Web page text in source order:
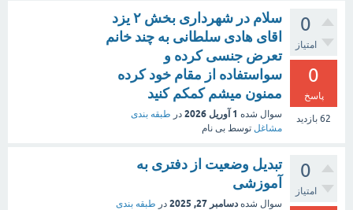
0
امتیاز
0
پاسخ
62 بازدید
سلام در شهرداری بخش ۲ یزد
اقای هادی سلطانی به چند خانم
تعرض جنسی کرده و
سواستفاده از مقام خود کرده
ممنون میشم کمکم کنید
سوال شده 1 آوریل 2026 در طبقه بندی
مشاغل توسط بی نام
0
امتیاز
تبدیل وضعیت از دفتری به
آموزشی
سوال شده دسامبر 27, 2025 در طبقه بندی